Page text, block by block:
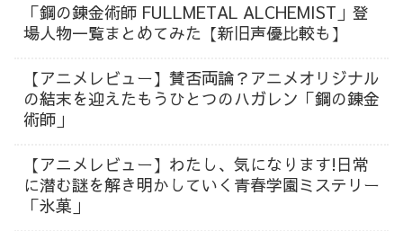
「鋼の錬金術師 FULLMETAL ALCHEMIST」登
場人物一覧まとめてみた【新旧声優比較も】
【アニメレビュー】賛否両論？アニメオリジナル
の結末を迎えたもうひとつのハガレン「鋼の錬金
術師」
【アニメレビュー】わたし、気になります!日常
に潜む謎を解き明かしていく青春学園ミステリー
「氷菓」